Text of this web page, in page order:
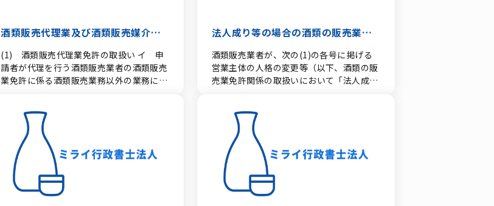
売・飲食店）および扱うアルコールの種類
番号）されています。 ① 卸売業免許
（Wholesale Licenses） メーカーや輸入
業者から酒類を仕入れ、小売店や飲食店へ
留酒（Distilled Spirits）（Type 12/18
店内飲酒用） レストランやバーなど、敷地
内で酒類を消費（飲酒）させる事業者向け
の免許です。 ビール（Beer）（Type 40
等） ビール及びワイン（Beer and
Wine）（Type 41等：主にレストラン向
酒類販売代理業及び酒類販売媒介業
免許の取扱い
(1) 酒類販売代理業免許の取扱い イ 申
請者が代理を行う酒類販売業者の酒類販売
業免許に係る酒類販売業務以外の業務につ
業免許の区分に従い、免許の可否を決定す
る。 ロ 代理を行う酒類販売業務について
誓約がない場合は、酒類販売業免許のすべ
ての取扱いに従い、免許の可否を決定す
る。 ハ イ及びロにかかわらず申請者が輸
出先又は輸入先の代理店として酒類販売の
代理業を営む場合であって、かつ、輸出入
法人成り等の場合の酒類の販売業免
許の取扱い
酒類販売業者が、次の(1)の各号に掲げる
営業主体の人格の変更等（以下、酒類の販
売業免許関係の取扱いにおいて「法人成り
おいて、当該申請が次の(2)に規定する要
件を満たすときは、免許を付与することに
取り扱う。 （注） 法人成り等に伴い新規
の酒類の販売業免許の申請がなされた場合
には、当該申請までに至る経緯や内容等に
ついて十分に聴取する。 (1) 営業主体の
人格の変更等の形態 イ 法人成り 酒類販